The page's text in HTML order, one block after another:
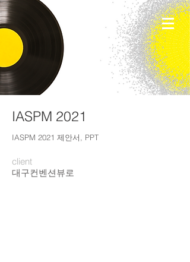
IASPM 2021
IASPM 2021 제안서, PPT
client
​대구컨벤션뷰로